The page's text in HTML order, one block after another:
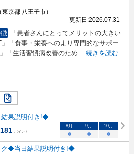
東京都 八王子市）
更新日:2026.07.31
「患者さんにとってメリットの大きい
」「食事・栄養へのより専門的なサポー
」「生活習慣病改善のため
続きを読む
果説明付き!◆
181 ポイント
8 月 9 月 10月
○ ○ ○
ク◆当日結果説明付き!◆